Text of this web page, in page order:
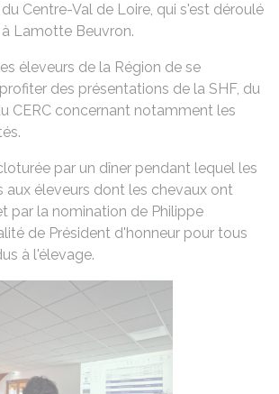
Centre-Val de Loire, qui s'est déroulé
Lamotte Beuvron.
éleveurs de la Région de se
des présentations de la SHF, du
CERC concernant notamment les
par un dîner pendant lequel les
aux éleveurs dont les chevaux ont
par la nomination de Philippe
de Président d'honneur pour tous
à l'élevage.